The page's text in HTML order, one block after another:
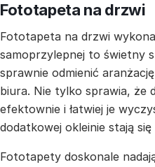
Fototapeta na drzwi
Fototapeta na drzwi
samoprzylepnej to świetny
sprawnie odmienić
biura. Nie tylko sprawia, że
efektownie i łatwiej je
dodatkowej okleinie stają
Fototapety doskonale